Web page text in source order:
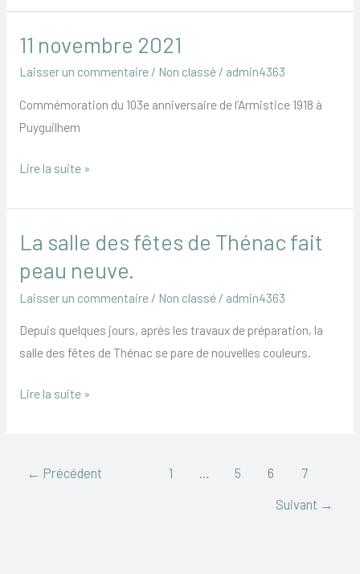
11 novembre 2021
Laisser un commentaire / Non classé/ admin4363
Commémoration du 103e anniversaire de l’Armistice 1918 à
Puyguilhem
11
Lire la suite »
La salle des fêtes de Thénac fait
peau neuve.
Laisser un commentaire / Non classé/ admin4363
Depuis quelques jours, après les travaux de préparation, la
salle des fêtes de Thénac se pare de nouvelles couleurs.
La
des
fêtes
de
Thénac
peau
Lire la suite »
← Précédent 1 5 6
7
Suivant →